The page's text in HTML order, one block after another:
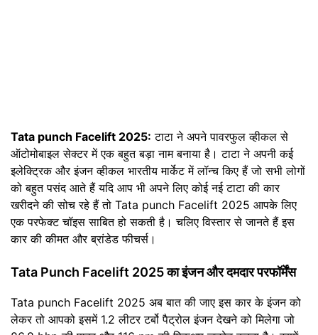
Tata punch Facelift 2025: टाटा ने अपने पावरफुल व्हीकल से
ऑटोमोबाइल सेक्टर में एक बहुत बड़ा नाम बनाया है। टाटा ने अपनी कई
इलेक्ट्रिक और इंजन व्हीकल भारतीय मार्केट में लॉन्च किए हैं जो सभी लोगों
को बहुत पसंद आते हैं यदि आप भी अपने लिए कोई नई टाटा की कार
खरीदने की सोच रहे हैं तो Tata punch Facelift 2025 आपके लिए
एक परफेक्ट चॉइस साबित हो सकती है। चलिए विस्तार से जानते हैं इस
कार की कीमत और ब्रांडेड फीचर्स।
Tata Punch Facelift 2025 का इंजन और दमदार परफॉर्मेंस
Tata punch Facelift 2025 अब बात की जाए इस कार के इंजन को
लेकर तो आपको इसमें 1.2 लीटर टर्बो पैट्रोल इंजन देखने को मिलेगा जो